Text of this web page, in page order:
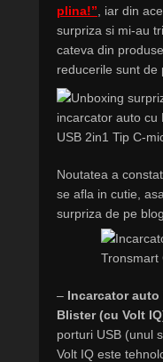
plina!” , iar din
surpriza si mi-au
cateva din
reducerile sunt de
Noutatea a
se afla in cutie,
surpriza de pe
– Incarcator auto
Blister (cu Volt
porturi USB (unul
Volt IQ este